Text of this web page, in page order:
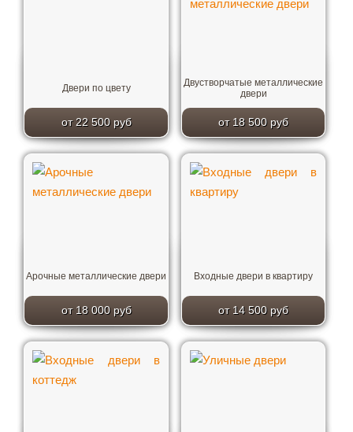
Двери по цвету
от 22 500 руб
Двустворчатые металлические
двери
от 18 500 руб
Арочные металлические двери
от 18 000 руб
Входные двери в квартиру
от 14 500 руб